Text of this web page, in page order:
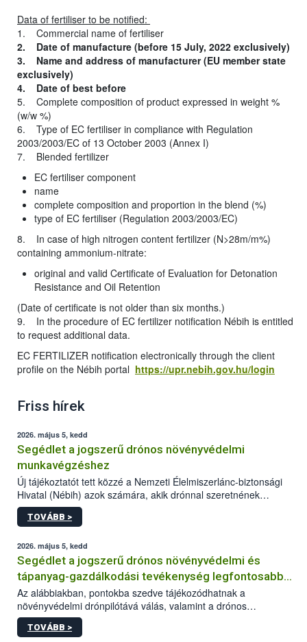
Data of fertiliser to be notified:
1. Commercial name of fertiliser
2. Date of manufacture (before 15 July, 2022 exclusively)
3. Name and address of manufacturer (EU member state
exclusively)
4. Date of best before
5. Complete composition of product expressed in weight %
(w/w %)
6. Type of EC fertiliser in compliance with Regulation
2003/2003/EC of 13 October 2003 (Annex I)
7. Blended fertilizer
EC fertiliser component
name
complete composition and proportion in the blend (%)
type of EC fertiliser (Regulation 2003/2003/EC)
8. In case of high nitrogen content fertilizer (N>28m/m%)
containing ammonium-nitrate:
original and valid Certificate of Evaluation for Detonation
Resistance and Oil Retention
(Date of certificate is not older than six months.)
9. In the procedure of EC fertilizer notification Nébih is entitled
to request additional data.
EC FERTILIZER notification electronically through the client
profile on the Nébih portal https://upr.nebih.gov.hu/login
Friss hírek
2026. május 5, kedd
Segédlet a jogszerű drónos növényvédelmi
munkavégzéshez
Új tájékoztatót tett közzé a Nemzeti Élelmiszerlánc-biztonsági
Hivatal (Nébih) azok számára, akik drónnal szeretnének
növényvédelmi vagy tápanyag-gazdálkodási tevékenységet
végezni Magyarországon. Az összefoglaló részletesen
műszaki és hatósági feltételek.
TOVÁBB >
2026. május 5, kedd
Segédlet a jogszerű drónos növényvédelmi és
tápanyag-gazdálkodási tevékenység legfontosabb
feltételeiről
Az alábbiakban, pontokba szedve tájékozódhatnak a
növényvédelmi drónpilótává válás, valamint a drónos
növényvédelmi és tápanyag-gazdálkodási tevékenység
végzésének legfontosabb feltételeiről*.
TOVÁBB >